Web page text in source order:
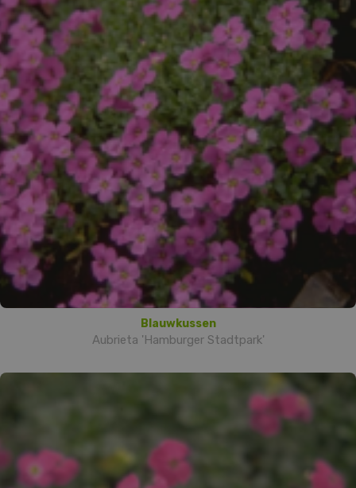
Blauwkussen
Aubrieta 'Hamburger Stadtpark'